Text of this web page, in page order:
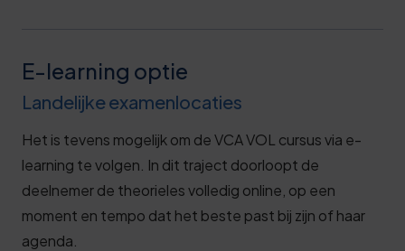
E-learning optie
Landelijke examenlocaties
Het is tevens mogelijk om de VCA VOL cursus via e-
learning te volgen. In dit traject doorloopt de
deelnemer de theorieles volledig online, op een
moment en tempo dat het beste past bij zijn of haar
agenda.